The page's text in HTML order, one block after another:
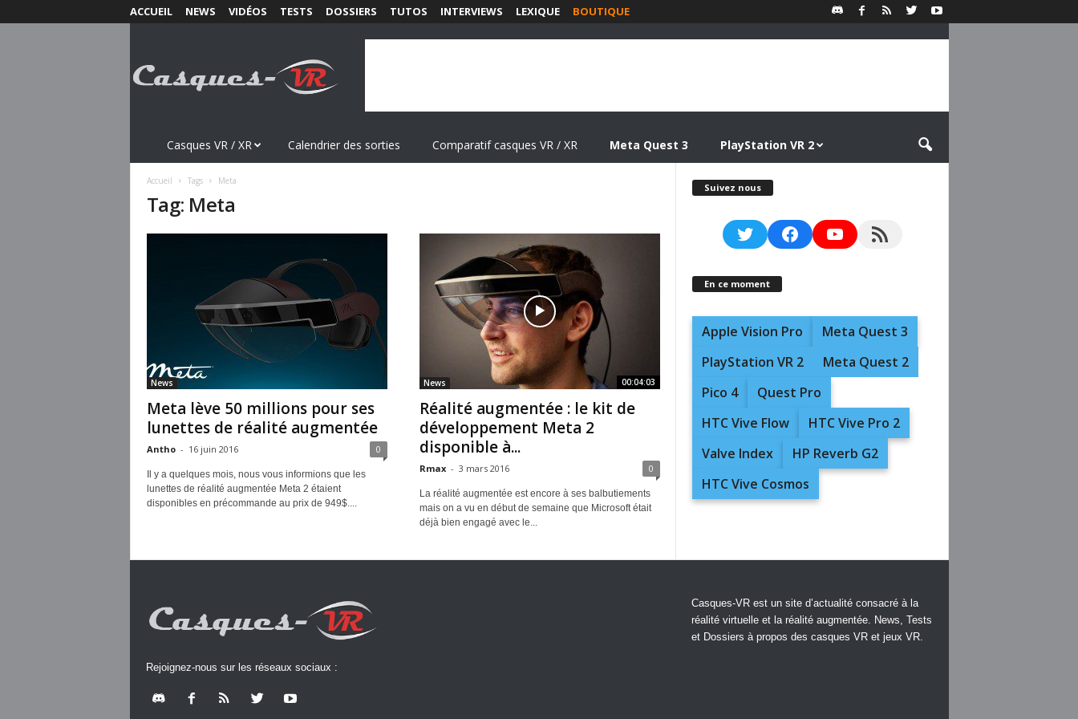
ACCUEIL NEWS VIDÉOS TESTS DOSSIERS TUTOS INTERVIEWS LEXIQUE BOUTIQUE
s
Casques VR / XR Calendrier des sorties Comparatif casques VR / XR Meta Quest 3 PlayStation VR 2
Accueil Tags Meta
Tag: Meta
News
Meta lève 50 millions pour ses
lunettes de réalité augmentée
Antho - 16 juin 2016 0
Il y a quelques mois, nous vous informions que les
lunettes de réalité augmentée Meta 2 étaient
disponibles en précommande au prix de 949$....
00:04:03
News
Réalité augmentée : le kit de
développement Meta 2
disponible à...
Rmax - 3 mars 2016 0
La réalité augmentée est encore à ses balbutiements
mais on a vu en début de semaine que Microsoft était
déjà bien engagé avec le...
Suivez nous
TwitterFacebookYouTubeRSS Feed
En ce moment
Apple Vision Pro
Meta Quest 3
PlayStation VR 2
Meta Quest 2
Pico 4
Quest Pro
HTC Vive Flow
HTC Vive Pro 2
Valve Index
HP Reverb G2
HTC Vive Cosmos
Rejoignez-nous sur les réseaux sociaux :
Casques-VR est un site d’actualité consacré à la
réalité virtuelle et la réalité augmentée. News, Tests
et Dossiers à propos des casques VR et jeux VR.